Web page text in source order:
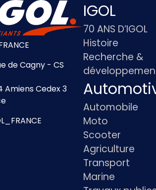
de Cagny - CS
Amiens Cedex 3
IGOL
70 ANS D’IGOL
Histoire
Recherche &
Automobile
Moto
Scooter
Agriculture
Transport
Marine